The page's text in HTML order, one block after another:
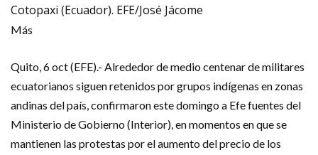
Cotopaxi (Ecuador). EFE/José Jácome
Más
Quito, 6 oct (EFE).- Alrededor de medio centenar de militares
ecuatorianos siguen retenidos por grupos indígenas en zonas
andinas del país, confirmaron este domingo a Efe fuentes del
Ministerio de Gobierno (Interior), en momentos en que se
mantienen las protestas por el aumento del precio de los